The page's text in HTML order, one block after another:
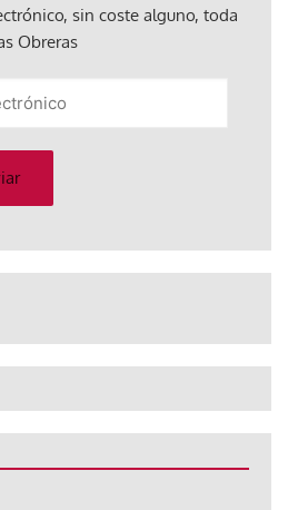
sin coste alguno, toda
Obreras